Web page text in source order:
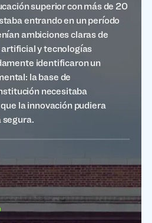
superior con más de 20
entrando en un período
ambiciones claras de
y tecnologías
identificaron un
la base de
necesitaba
la innovación pudiera
segura.